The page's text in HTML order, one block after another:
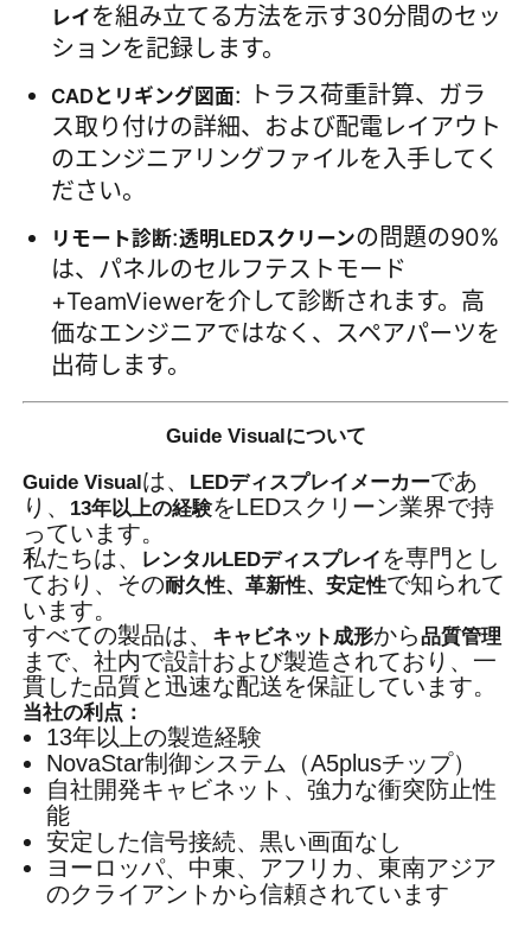
レイ を組み立てる方法を示す30分間のセッ
ションを記録します。
CADとリギング図面: トラス荷重計算、ガラ
ス取り付けの詳細、および配電レイアウト
のエンジニアリングファイルを入手してく
ださい。
リモート診断:透明LEDスクリーンの問題の90%
は、パネルのセルフテストモード
+TeamViewerを介して診断されます。高
価なエンジニアではなく、スペアパーツを
出荷します。
Guide Visualについて
Guide Visual は、 LEDディスプレイメーカーであ
り、
13年以上の経験をLEDスクリーン業界で持
っています。
私たちは、
レンタルLEDディスプレイ を専門とし
ており、その耐久性、革新性、安定性で知られて
います。
すべての製品は、
キャビネット成形から品質管理
まで、社内で設計および製造されており、一
貫した品質と迅速な配送を保証しています。
当社の利点：
13年以上の製造経験
NovaStar制御システム（A5plusチップ）
自社開発キャビネット、強力な衝突防止性
能
安定した信号接続、黒い画面なし
ヨーロッパ、中東、アフリカ、東南アジア
のクライアントから信頼されています